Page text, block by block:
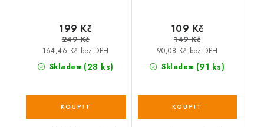
Skladem (28 ks)
164,46 Kč bez DPH
199 Kč
249 Kč
Skladem (91 ks)
90,08 Kč bez DPH
109 Kč
149 Kč